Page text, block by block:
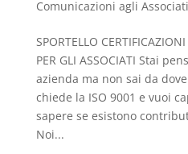
Comunicazioni agli Associati
SPORTELLO
PER GLI ASSOCIATI Stai
azienda ma non sai da
chiede la ISO 9001 e vuoi
sapere se esistono
Noi...